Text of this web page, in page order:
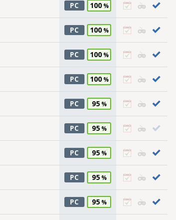
PC 100
PC 100
PC 100
PC 100
PC 95
PC 95
PC 95
PC 95
PC 95